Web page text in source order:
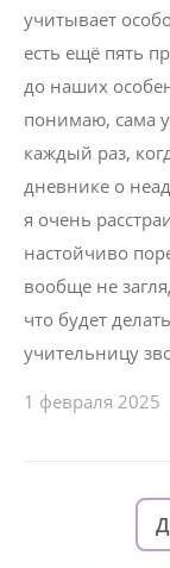
учитывает
есть ещё пять
до наших
понимаю, сама
каждый раз,
дневнике о
я очень
настойчиво
вообще не
что будет
учительницу
1 февраля 2025